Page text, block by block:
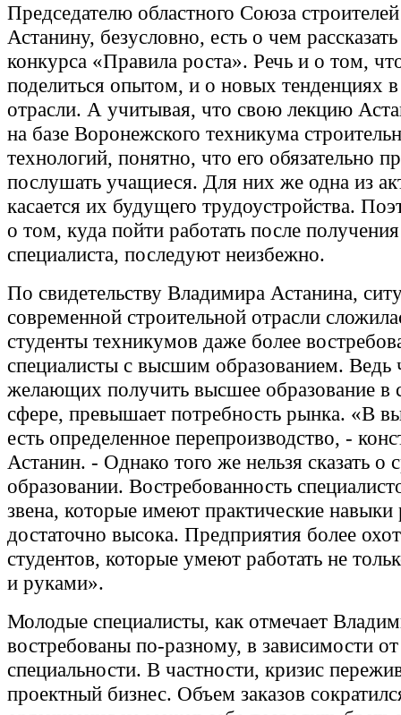
Председателю областного Союза
Астанину, безусловно, есть о чем
конкурса «Правила роста». Речь и о том,
поделиться опытом, и о новых тенденциях в
отрасли. А учитывая, что свою лекцию
на базе Воронежского техникума
технологий, понятно, что его обязательно
послушать учащиеся. Для них же одна из
касается их будущего трудоустройства.
о том, куда пойти работать после
специалиста, последуют неизбежно.
По свидетельству Владимира Астанина,
современной строительной отрасли
студенты техникумов даже более
специалисты с высшим образованием. Ведь
желающих получить высшее образование в
сфере, превышает потребность рынка. «В
есть определенное перепроизводство, -
Астанин. - Однако того же нельзя сказать о
образовании. Востребованность
звена, которые имеют практические навыки
достаточно высока. Предприятия более
студентов, которые умеют работать не
и руками».
Молодые специалисты, как отмечает
востребованы по-разному, в зависимости от
специальности. В частности, кризис
проектный бизнес. Объем заказов